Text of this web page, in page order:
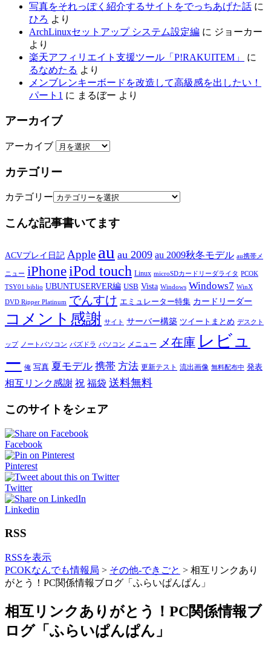
写真をそれっぽく紹介するサイトをでっちあげた話 に
ひろ より
ArchLinuxセットアップ システム設定編 に ジョーカー
より
楽天アフィリエイト支援ツール「P!RAKUITEM」
に
るなめたる より
メンブレンキーボードを改造して高級感を出したい！
パート1 に まるぼー より
アーカイブ
アーカイブ
カテゴリー
カテゴリー
こんな記事書いてます
ACVプレイ日記 Apple au au 2009 au 2009秋冬モデル au携帯メ
ニュー iPhoneiPod touch Linux microSDカードリーダライタ PCOK
TSY01 biblio UBUNTUSERVER編 USB Vista Windows Windows7 WinX
DVD Ripper Platinum でんすけ エミュレーター特集 カードリーダー
コメント感謝 サイト サーバー構築 ツイートまとめ デスクト
ップ ノートパソコン パズドラ パソコン メニュー メ在庫 レビュ
ー 俺 写真 夏モデル 携帯 方法 更新テスト 流出画像 無料配布中 発表
相互リンク感謝 祝 福袋 送料無料
このサイトをシェア
Facebook
Pinterest
Twitter
Linkedin
RSS
RSSを表示
PCOKなんでも情報局 > その他-できごと > 相互リンクあり
がとう！PC関係情報ブログ「ふらいぱんぱん」
相互リンクありがとう！PC関係情報ブ
ログ「ふらいぱんぱん」